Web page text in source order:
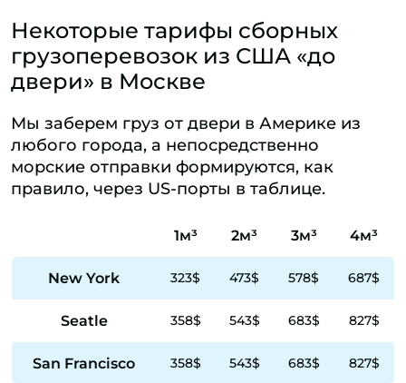
Некоторые тарифы сборных
грузоперевозок из США «до
двери» в Москве
Мы заберем груз от двери в Америке из
любого города, а непосредственно
морские отправки формируются, как
правило, через US-порты в таблице.
1м³ 2м³ 3м³ 4м³
New York 323$ 473$ 578$ 687$
Seatle 358$ 543$ 683$ 827$
San Francisco 358$ 543$ 683$ 827$